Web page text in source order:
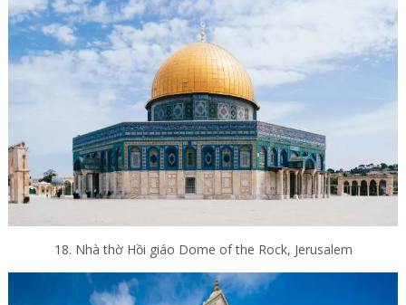
18. Nhà thờ Hồi giáo Dome of the Rock, Jerusalem